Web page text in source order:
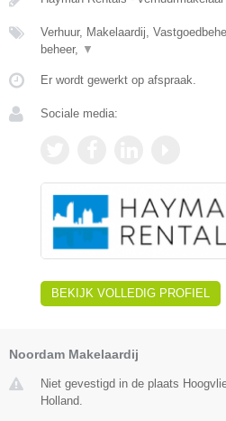
Verhuur, Makelaardij,
beheer, ▼
Er wordt gewerkt op afspraak.
Sociale media:
BEKIJK VOLLEDIG PROFIEL
Noordam Makelaardij
Niet gevestigd in de plaats
Holland.